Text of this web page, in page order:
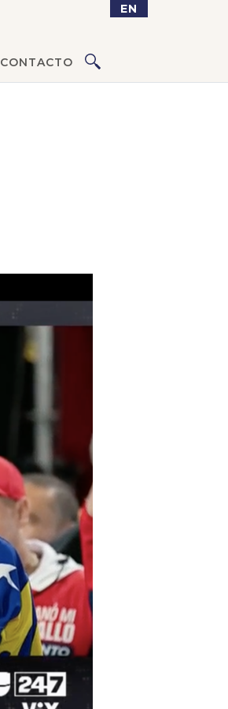
CONTACTO
EN